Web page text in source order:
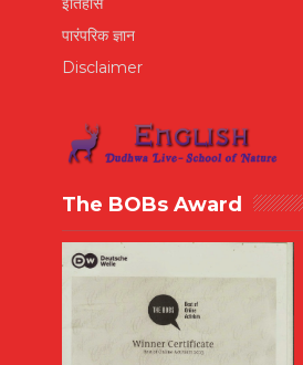
पारंपरिक ज्ञान
Disclaimer
The BOBs Award